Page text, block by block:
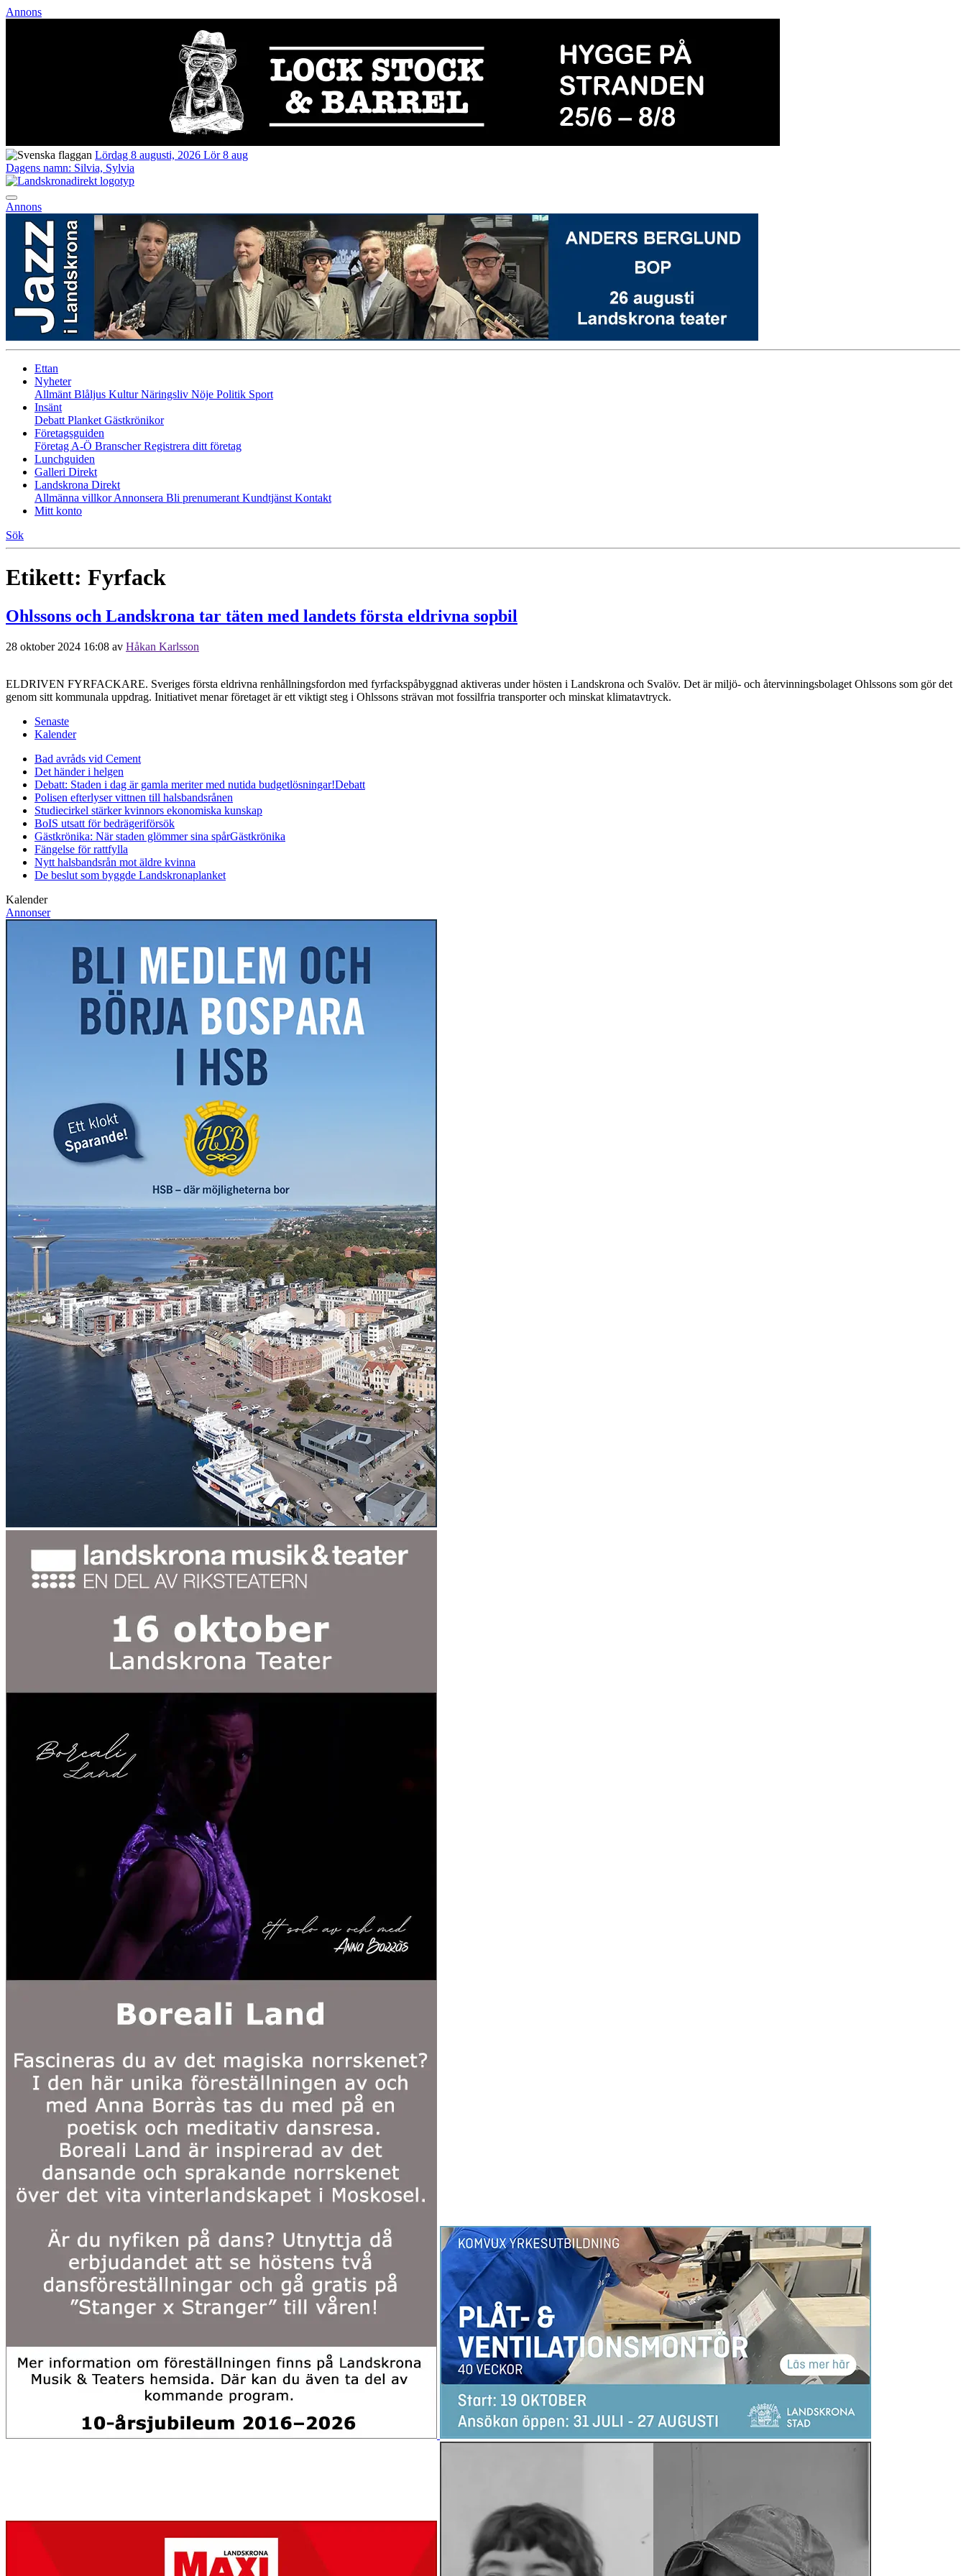
Annons
Lördag 8 augusti, 2026 Lör 8 aug
Dagens namn: Silvia, Sylvia
Annons
Ettan
Nyheter
Allmänt Blåljus KulturNäringsliv Nöje Politik Sport
Insänt
Debatt Planket Gästkrönikor
Företagsguiden
Företag A-Ö BranscherRegistrera ditt företag
Lunchguiden
Galleri Direkt
Landskrona Direkt
Allmänna villkorAnnonsera Bli prenumerant Kundtjänst Kontakt
Mitt konto
Sök
Etikett: Fyrfack
Ohlssons och Landskrona tar täten med landets första eldrivna sopbil
28 oktober 2024 16:08 av Håkan Karlsson
ELDRIVEN FYRFACKARE. Sveriges första eldrivna renhållningsfordon med fyrfackspåbyggnad aktiveras under hösten i Landskrona och Svalöv. Det är miljö- och återvinningsbolaget Ohlssons som gör det
genom sitt kommunala uppdrag. Initiativet menar företaget är ett viktigt steg i Ohlssons strävan mot fossilfria transporter och minskat klimatavtryck.
Senaste
Kalender
Bad avråds vid Cement
Det händer i helgen
Debatt: Staden i dag är gamla meriter med nutida budgetlösningar!Debatt
Polisen efterlyser vittnen till halsbandsrånen
Studiecirkel stärker kvinnors ekonomiska kunskap
BoIS utsatt för bedrägeriförsök
Gästkrönika: När staden glömmer sina spårGästkrönika
Fängelse för rattfylla
Nytt halsbandsrån mot äldre kvinna
De beslut som byggde Landskronaplanket
Kalender
Annonser